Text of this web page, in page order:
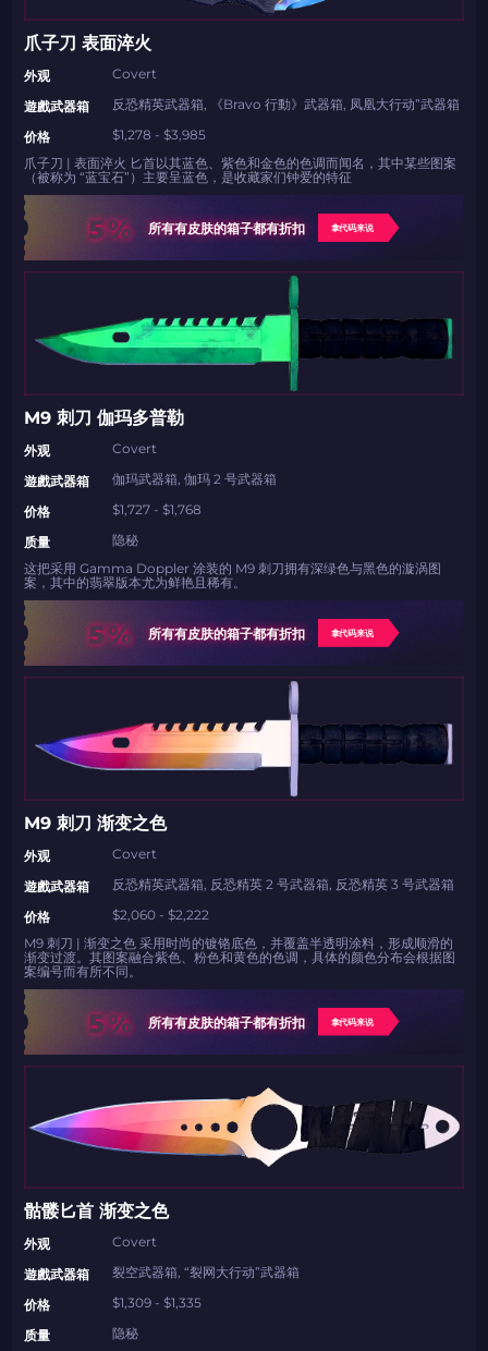
带上你的促销代码
只需抓取区域并将促销代码复制到剪贴板
如何使用促销代码
复制到剪贴板
带上你的促销代码
带上你的促销代码
由KARRIGAN倾情推荐
团队 THE MONGOLZ
CS2CODES.CN社区与电子竞技
爪子刀 表面淬火
外观
Covert
遊戲武器箱
反恐精英武器箱, 《Bravo 行動》武器箱, 凤凰大行动”武器箱
价格
$1,278 - $3,985
爪子刀 | 表面淬火 匕首以其蓝色、紫色和金色的色调而闻名，其中某些图案
（被称为 “蓝宝石”）主要呈蓝色，是收藏家们钟爱的特征
5% 所有有皮肤的箱子都有折扣 拿代码来说
M9 刺刀 伽玛多普勒
外观
Covert
遊戲武器箱
伽玛武器箱, 伽玛 2 号武器箱
价格
$1,727 - $1,768
质量
隐秘
这把采用 Gamma Doppler 涂装的 M9 刺刀拥有深绿色与黑色的漩涡图
案，其中的翡翠版本尤为鲜艳且稀有。
5% 所有有皮肤的箱子都有折扣 拿代码来说
M9 刺刀 渐变之色
外观
Covert
遊戲武器箱
反恐精英武器箱, 反恐精英 2 号武器箱, 反恐精英 3 号武器箱
价格
$2,060 - $2,222
M9 刺刀 | 渐变之色 采用时尚的镀铬底色，并覆盖半透明涂料，形成顺滑的
渐变过渡。其图案融合紫色、粉色和黄色的色调，具体的颜色分布会根据图
案编号而有所不同。
5% 所有有皮肤的箱子都有折扣 拿代码来说
骷髅匕首 渐变之色
外观
Covert
遊戲武器箱
裂空武器箱, “裂网大行动”武器箱
价格
$1,309 - $1,335
质量
隐秘